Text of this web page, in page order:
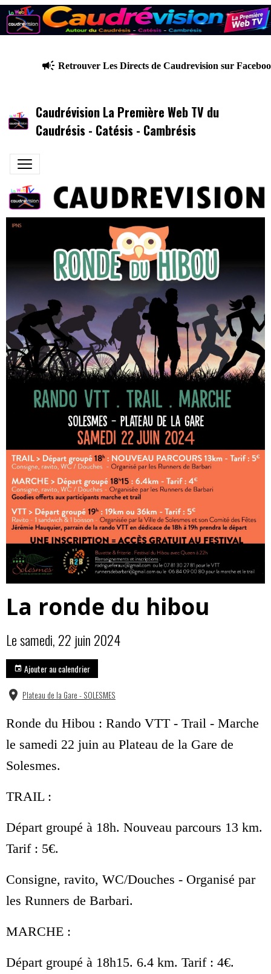
Retrouver Les Directs de Caudrevision sur
Caudrévision La Première Web TV du
Caudrésis - Catésis - Cambrésis
La ronde du hibou
Le samedi, 22 juin 2024
Ajouter au calendrier
Plateau de la Gare - SOLESMES
Ronde du Hibou : Rando VTT - Trail - Marche
le samedi 22 juin au Plateau de la Gare de
Solesmes.
TRAIL :
Départ groupé à 18h. Nouveau parcours 13 km.
Tarif : 5€.
Consigne, ravito, WC/Douches - Organisé par
les Runners de Barbari.
MARCHE :
Départ groupé à 18h15. 6.4 km. Tarif : 4€.